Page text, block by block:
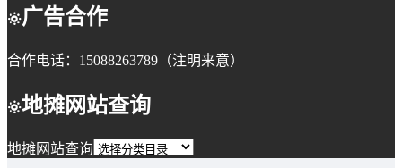
广告合作
合作电话：15088263789（注明来意）
地摊网站查询
地摊网站查询